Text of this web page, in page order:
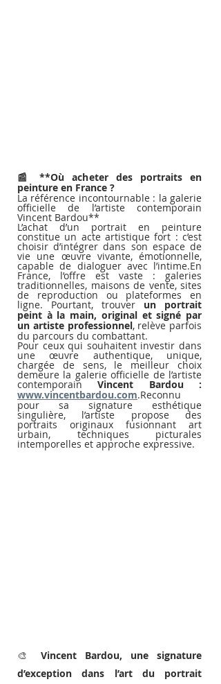
📰 **Où acheter des portraits en
peinture en France ?
La référence incontournable : la galerie
officielle de l’artiste contemporain
Vincent Bardou**
L’achat d’un portrait en peinture
constitue un acte artistique fort : c’est
choisir d’intégrer dans son espace de
vie une œuvre vivante, émotionnelle,
capable de dialoguer avec l’intime.En
France, l’offre est vaste : galeries
traditionnelles, maisons de vente, sites
de reproduction ou plateformes en
ligne. Pourtant, trouver un portrait
peint à la main, original et signé par
un artiste professionnel, relève parfois
du parcours du combattant.
Pour ceux qui souhaitent investir dans
une œuvre authentique, unique,
chargée de sens, le meilleur choix
demeure la galerie officielle de l’artiste
contemporain
www.vincentbardou.com.Reconnu
pour sa signature esthétique
singulière, l’artiste propose des
portraits originaux fusionnant art
urbain, techniques picturales
intemporelles et approche expressive.
🎨 Vincent Bardou, une signature
d’exception dans l’art du portrait